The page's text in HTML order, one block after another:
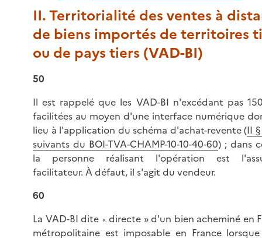
II. Territorialité des ventes à
de biens importés de territoires
ou de pays tiers (VAD-BI)
50
Il est rappelé que les VAD-BI n'excédant pas
facilitées au moyen d'une interface numérique
lieu à l'application du schéma d'achat-revente (II
suivants du BOI-TVA-CHAMP-10-10-40-60) ; dans
la personne réalisant l'opération est
facilitateur. À défaut, il s'agit du vendeur.
60
La VAD-BI dite « directe » d'un bien acheminé en
métropolitaine est imposable en France